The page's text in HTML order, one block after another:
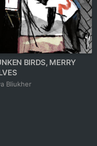
BIRDS, MERRY
Bliukher